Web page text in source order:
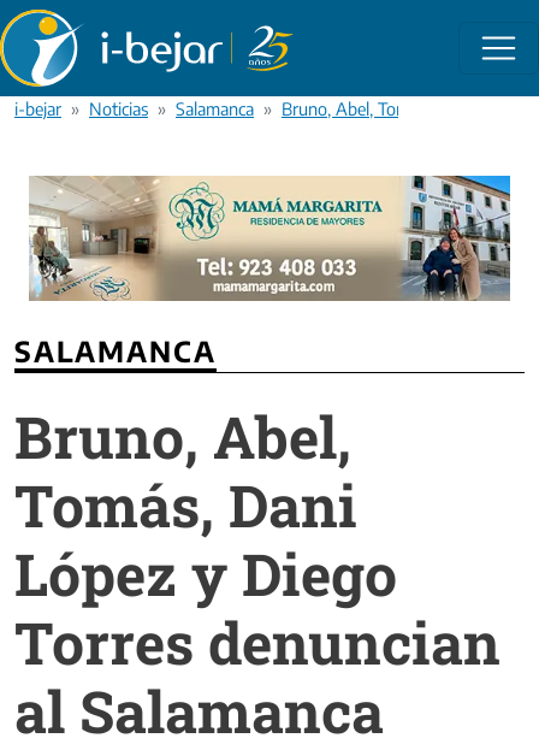
Pasar al contenido principal
i-bejar Noticias Salamanca Bruno, Abel, Tomás, Dani López
SALAMANCA
Bruno, Abel,
Tomás, Dani
López y Diego
Torres denuncian
al Salamanca